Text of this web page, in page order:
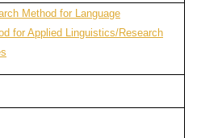
Method for Language
for Applied Linguistics/Research